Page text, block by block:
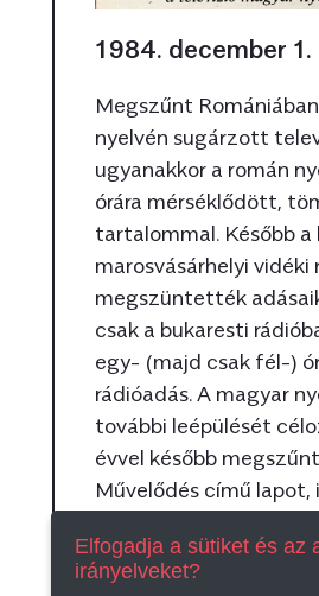
1984. december 1.
Megszűnt
nyelvén sugárzott
ugyanakkor a román
órára mérséklődött,
tartalommal. Később a
marosvásárhelyi vidéki
megszüntették
csak a bukaresti
egy- (majd csak fél-)
rádióadás. A magyar
további leépülését
évvel később
Művelődés című lapot,
példányszámát.
Elfogadja a sütiket és az
irányelveket?